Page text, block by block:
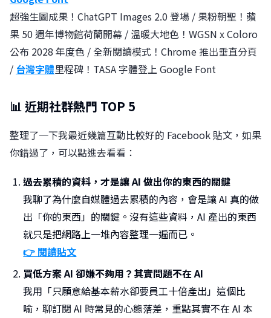
超強生圖成果！ChatGPT Images 2.0 登場 / 果粉朝聖！蘋
果 50 週年博物館荷蘭開幕 / 溫暖大地色！WGSN x Coloro
公布 2028 年度色 / 全新閱讀模式！Chrome 推出垂直分頁
/ 台灣字體里程碑！TASA 字體登上 Google Font
📊 近期社群熱門 TOP 5
整理了一下我最近幾篇互動比較好的 Facebook 貼文，如果
你錯過了，可以點進去看看：
過去累積的資料，才是讓 AI 做出你的東西的關鍵
我聊了為什麼自媒體過去累積的內容，會是讓 AI 真的做
出「你的東西」的關鍵。沒有這些資料，AI 產出的東西
就只是把網路上一堆內容整理一遍而已。
👉 閱讀貼文
買低方案 AI 卻嫌不夠用？其實問題不在 AI
我用「只願意給基本薪水卻要員工十倍產出」這個比
喻，聊訂閱 AI 時常見的心態落差，重點其實不在 AI 本